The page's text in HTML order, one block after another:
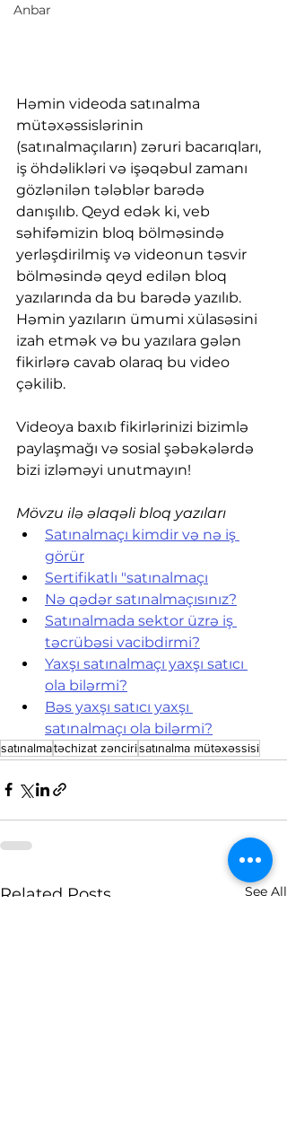
Anbar
Həmin videoda satınalma
mütəxəssislərinin
(satınalmaçıların) zəruri bacarıqları,
iş öhdəlikləri və işəqəbul zamanı
gözlənilən tələblər barədə
danışılıb. Qeyd edək ki, veb
səhifəmizin bloq bölməsində
yerləşdirilmiş və videonun təsvir
bölməsində qeyd edilən bloq
yazılarında da bu barədə yazılıb.
Həmin yazıların ümumi xülasəsini
izah etmək və bu yazılara gələn
fikirlərə cavab olaraq bu video
çəkilib.
Videoya baxıb fikirlərinizi bizimlə
paylaşmağı və sosial şəbəkələrdə
bizi izləməyi unutmayın!
Mövzu ilə əlaqəli bloq yazıları
Satınalmaçı kimdir və nə iş
görür
Sertifikatlı "satınalmaçı
Nə qədər satınalmaçısınız?
Satınalmada sektor üzrə iş
təcrübəsi vacibdirmi?
Yaxşı satınalmaçı yaxşı satıcı
ola bilərmi?
Bəs yaxşı satıcı yaxşı
satınalmaçı ola bilərmi?
satınalmatəchizat zəncirisatınalma mütəxəssisi
Related Posts See All